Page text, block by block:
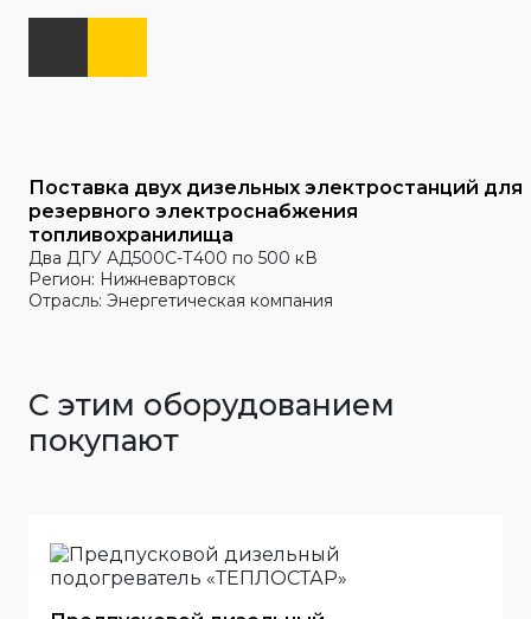
Поставка двух дизельных электростанций для
резервного электроснабжения
топливохранилища
Два ДГУ АД500С-Т400 по 500 кВ
Регион: Нижневартовск
Отрасль: Энергетическая компания
С этим оборудованием
покупают